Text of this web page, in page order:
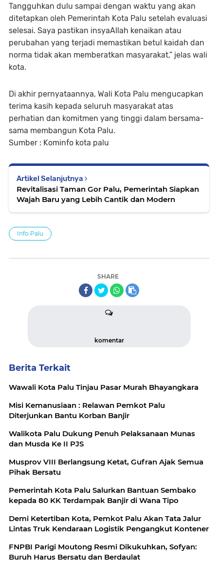
Tangguhkan dulu sampai dengan waktu yang akan
ditetapkan oleh Pemerintah Kota Palu setelah evaluasi
selesai. Saya pastikan insyaAllah kenaikan atau
perubahan yang terjadi memastikan betul kaidah dan
norma tidak akan memberatkan masyarakat,” jelas wali
kota.
Di akhir pernyataannya, Wali Kota Palu mengucapkan
terima kasih kepada seluruh masyarakat atas
perhatian dan komitmen yang tinggi dalam bersama-
sama membangun Kota Palu.
Sumber : Kominfo kota palu
Artikel Selanjutnya
Revitalisasi Taman Gor Palu, Pemerintah Siapkan
Wajah Baru yang Lebih Cantik dan Modern
Info Palu
SHARE
komentar
Berita Terkait
Wawali Kota Palu Tinjau Pasar Murah Bhayangkara
Misi Kemanusiaan : Relawan Pemkot Palu
Diterjunkan Bantu Korban Banjir
Walikota Palu Dukung Penuh Pelaksanaan Munas
dan Musda Ke II PJS
Musprov VIII Berlangsung Ketat, Gufran Ajak Semua
Pihak Bersatu
Pemerintah Kota Palu Salurkan Bantuan Sembako
kepada 80 KK Terdampak Banjir di Wana Tipo
Demi Ketertiban Kota, Pemkot Palu Akan Tata Jalur
Lintas Truk Kendaraan Logistik Pengangkut Kontener
‎FNPBI Parigi Moutong Resmi Dikukuhkan, Sofyan:
Buruh Harus Bersatu dan Berdaulat